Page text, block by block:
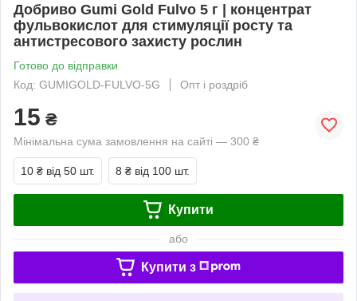
Добриво Gumi Gold Fulvo 5 г | концентрат
фульвокислот для стимуляції росту та
антистресового захисту рослин
Готово до відправки
Код: GUMIGOLD-FULVO-5G
Опт і роздріб
15 ₴
Мінімальна сума замовлення на сайті — 300 ₴
10 ₴ від 50 шт. 8 ₴ від 100 шт.
Купити
або
Купити з